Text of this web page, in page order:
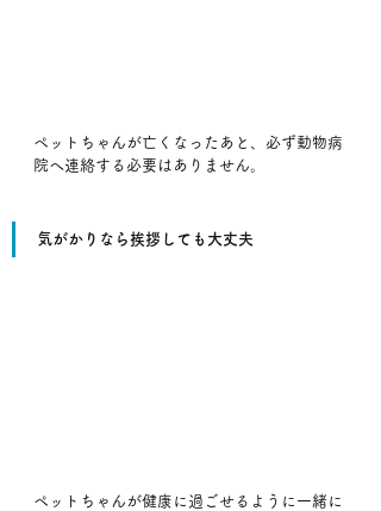
ペットちゃんが亡くなったあと、必ず動物病
院へ連絡する必要はありません。
気がかりなら挨拶しても大丈夫
ペットちゃんが健康に過ごせるように一緒に